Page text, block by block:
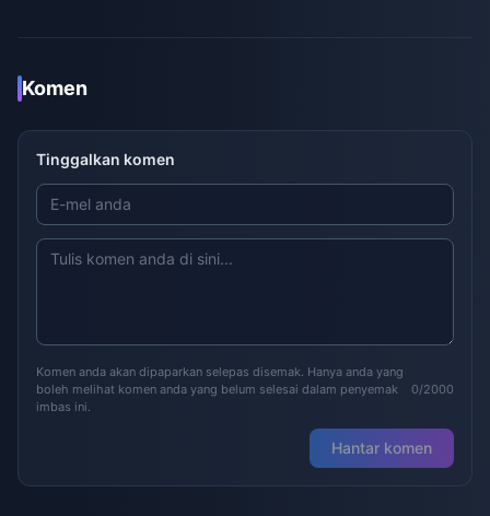
Komen
Tinggalkan komen
Komen anda akan dipaparkan selepas disemak. Hanya anda yang
boleh melihat komen anda yang belum selesai dalam penyemak
imbas ini.
0/2000
Hantar komen